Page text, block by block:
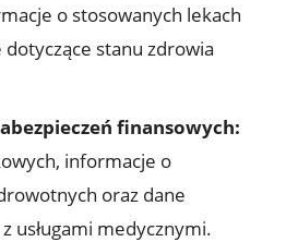
o stosowanych lekach
stanu zdrowia
finansowych:
informacje o
oraz dane
usługami medycznymi.